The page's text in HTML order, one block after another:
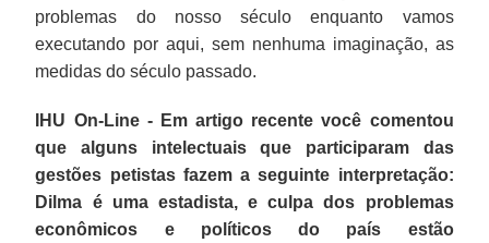
problemas do nosso século enquanto vamos
executando por aqui, sem nenhuma imaginação, as
medidas do século passado.
IHU On-Line - Em artigo recente você comentou
que alguns intelectuais que participaram das
gestões petistas fazem a seguinte interpretação:
Dilma é uma estadista, e culpa dos problemas
econômicos e políticos do país estão